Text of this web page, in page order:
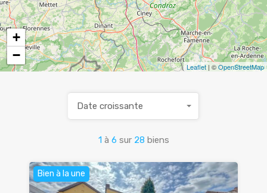
+
−
Leaflet | ©OpenStreetMap
1 à 6 sur 28 biens
Date croissante
Bien à la une